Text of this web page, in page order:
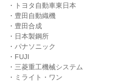
・トヨタ自動車東日本
・豊田自動織機
・豊田合成
・日本製鋼所
・パナソニック
・FUJI
・三菱重工機械システム
・ミライト・ワン